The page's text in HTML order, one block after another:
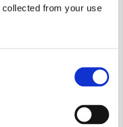
collected from your use
nog eens heel snel en
namelijk op een
gebracht.